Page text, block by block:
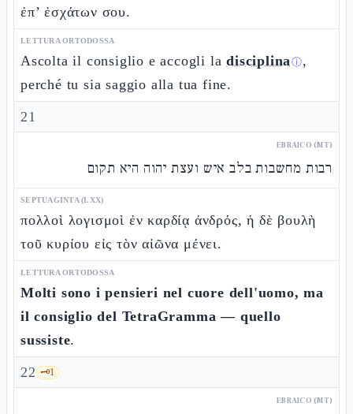
ἐπ’ ἐσχάτων σου.
LETTURA ORTODOSSA
Ascolta il consiglio e accogli ladisciplinaⓘ,
perché tu sia saggio alla tua fine.
21
EBRAICO (MT)
רבות מחשבות בלב איש ועצת יהוה היא תקום
SEPTUAGINTA (LXX)
πολλοὶ λογισμοὶ ἐν καρδίᾳ ἀνδρός, ἡ δὲ βουλὴ
τοῦ κυρίου εἰς τὸν αἰῶνα μένει.
LETTURA ORTODOSSA
Molti sono i pensieri nel cuore dell'uomo, ma
il consiglio del TetraGramma — quello
sussiste.
22 🗝️1
EBRAICO (MT)